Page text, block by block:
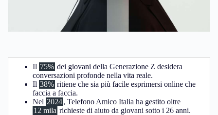
Il 75% dei giovani della Generazione Z desidera
conversazioni profonde nella vita reale.
Il 38% ritiene che sia più facile esprimersi online che
faccia a faccia.
Nel 2024, Telefono Amico Italia ha gestito oltre
12 mila richieste di aiuto da giovani sotto i 26 anni.